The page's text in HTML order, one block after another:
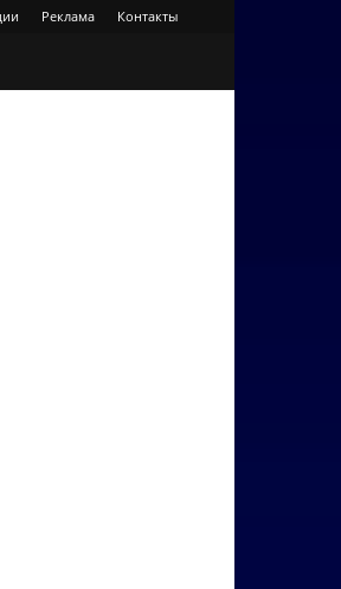
Реклама Контакты